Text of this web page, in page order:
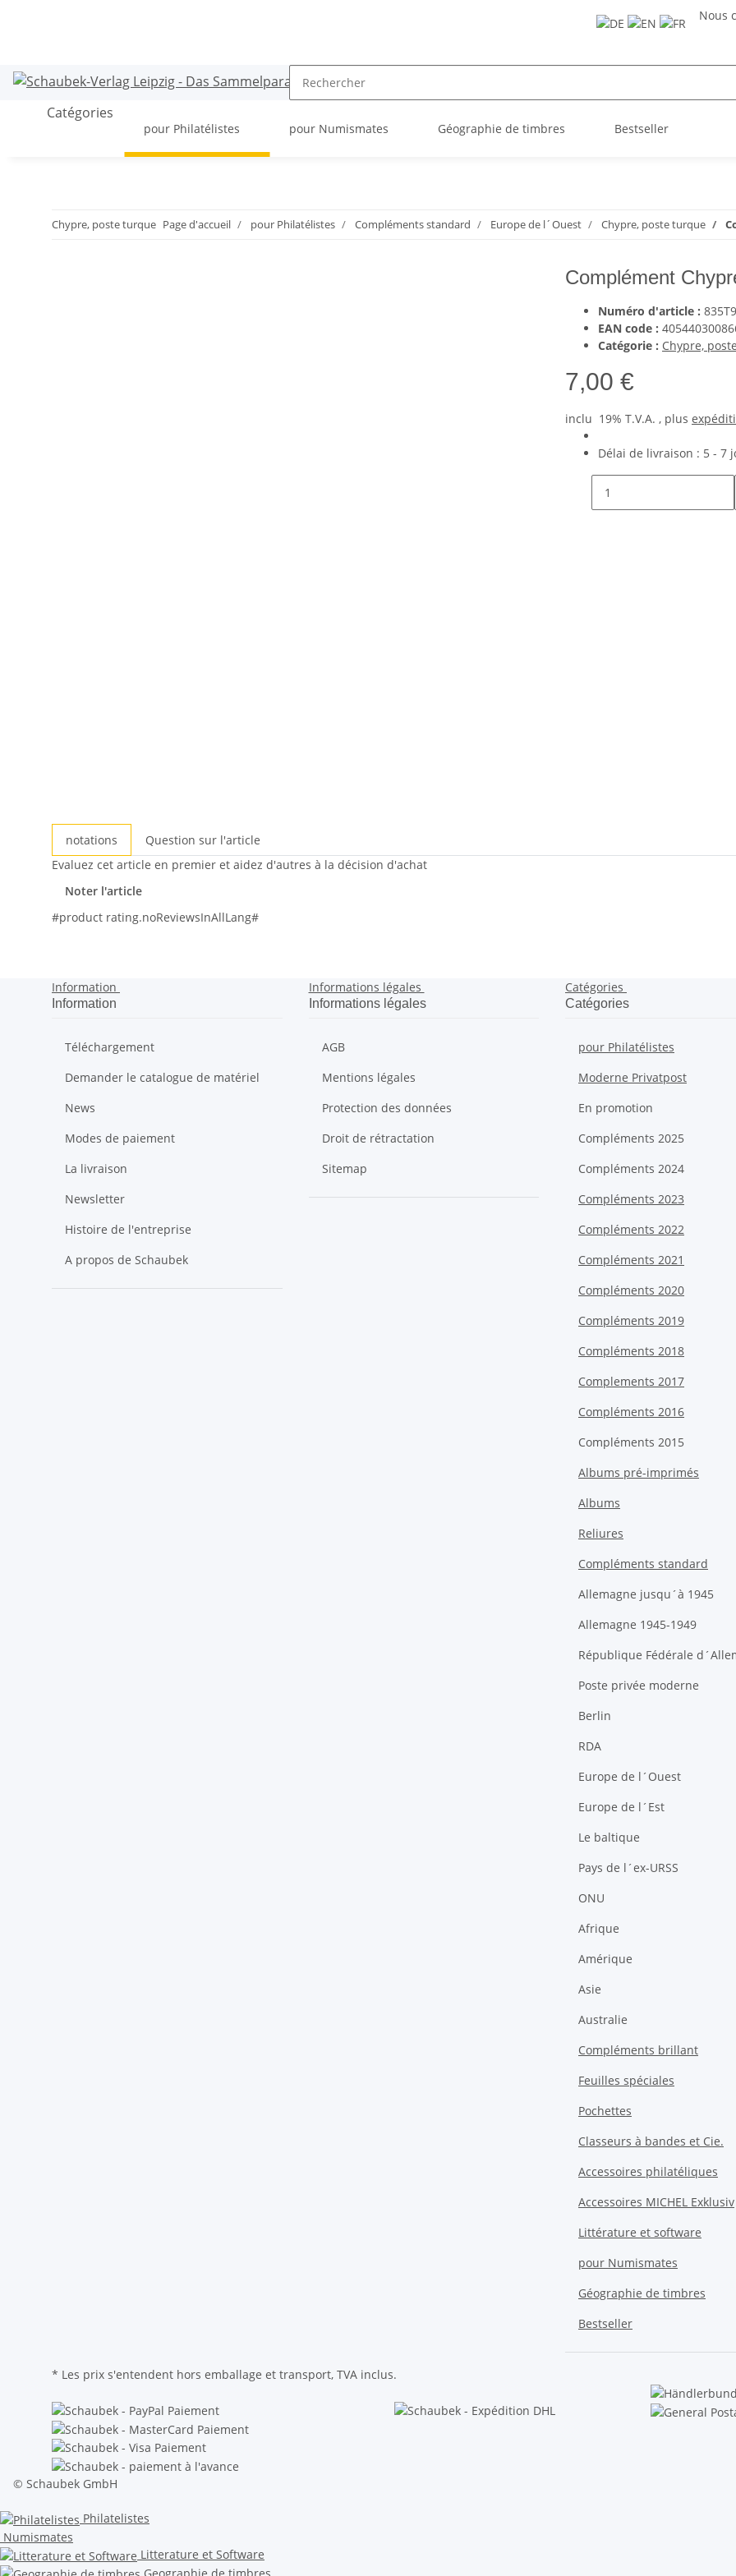
Nous
Catégories
pour Philatélistes pour Numismates Géographie de timbres Bestseller
Chypre, poste turque Page d'accueil pour Philatélistes Compléments standard Europe de l´Ouest Chypre, poste turque
Complément
Numéro d'article :
EAN code :
Catégorie : Chypre,
7,00 €
inclu 19% T.V.A. , plus
Délai de livraison : 5 - 7
notations
Question sur l'article
Evaluez cet article en premier et aidez d'autres à la décision d'achat
Noter l'article
#product rating.noReviewsInAllLang#
Information
Information
Téléchargement
Demander le catalogue de matériel
News
Modes de paiement
La livraison
Newsletter
Histoire de l'entreprise
A propos de Schaubek
Informations légales
Informations légales
AGB
Mentions légales
Protection des données
Droit de rétractation
Sitemap
Catégories
Catégories
pour Philatélistes
Moderne Privatpost
En promotion
Compléments 2025
Compléments 2024
Compléments 2023
Compléments 2022
Compléments 2021
Compléments 2020
Compléments 2019
Compléments 2018
Complements 2017
Compléments 2016
Compléments 2015
Albums pré-imprimés
Albums
Reliures
Compléments standard
Allemagne jusqu´à 1945
Allemagne 1945-1949
République Fédérale
Poste privée moderne
Berlin
RDA
Europe de l´Ouest
Europe de l´Est
Le baltique
Pays de l´ex-URSS
ONU
Afrique
Amérique
Asie
Australie
Compléments brillant
Feuilles spéciales
Pochettes
Classeurs à bandes et Cie.
Accessoires philatéliques
Accessoires MICHEL Exklusiv
Littérature et software
pour Numismates
Géographie de timbres
Bestseller
* Les prix s'entendent hors emballage et transport, TVA inclus.
© Schaubek GmbH
Philatelistes
Numismates
Litterature et Software
Geographie de timbres